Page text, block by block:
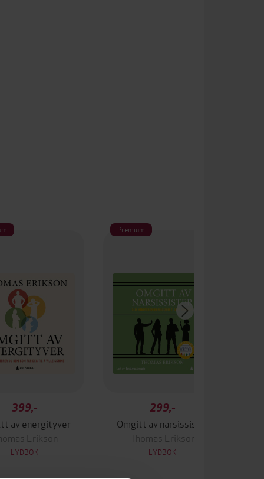
399,-
av energityver
Erikson
LYDBOK
Premium
299,-
Omgitt av narsissister
Thomas Erikson
LYDBOK